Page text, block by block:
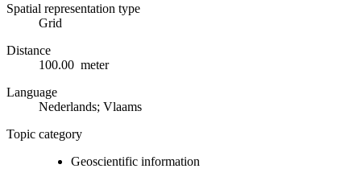
Spatial representation type
Grid
Distance
100.00 meter
Language
Nederlands; Vlaams
Topic category
Geoscientific information